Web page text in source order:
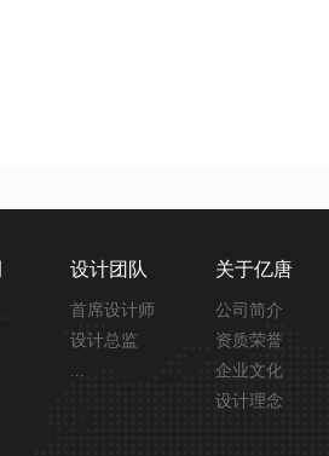
设计团队
首席设计师
设计总监
...
关于亿唐
公司简介
资质荣誉
企业文化
设计理念